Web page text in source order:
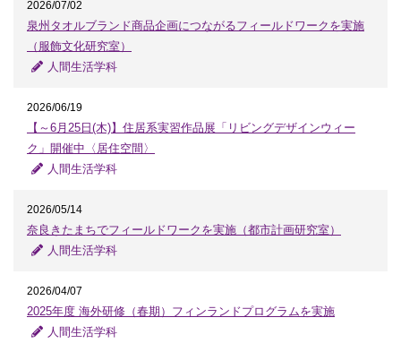
2026/07/02
泉州タオルブランド商品企画につながるフィールドワークを実施
（服飾文化研究室）
人間生活学科
2026/06/19
【～6月25日(木)】住居系実習作品展「リビングデザインウィー
ク」開催中〈居住空間〉
人間生活学科
2026/05/14
奈良きたまちでフィールドワークを実施（都市計画研究室）
人間生活学科
2026/04/07
2025年度 海外研修（春期）フィンランドプログラムを実施
人間生活学科